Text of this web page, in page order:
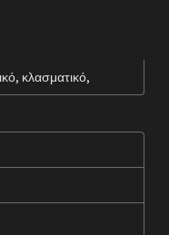
κλασματικό,